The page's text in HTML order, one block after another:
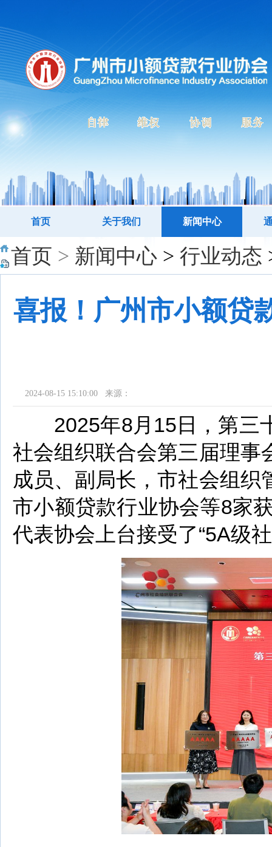
首页 关于我们 新闻中心
首页 > 新闻中心 > 行业动态
喜报！广州市小额贷
2024-08-15 15:10:00 来源：
2025年8月15日，第三十
社会组织联合会第三届理事
成员、副局长，市社会组
市小额贷款行业协会等8家
代表协会上台接受了“5A级